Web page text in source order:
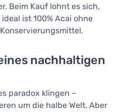
Beim Kauf lohnt es sich,
ist 100% Acai ohne
nachhaltigen
paradox klingen –
um die halbe Welt. Aber